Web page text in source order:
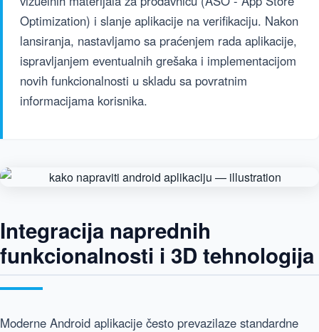
Optimization) i slanje aplikacije na verifikaciju. Nakon
lansiranja, nastavljamo sa praćenjem rada aplikacije,
ispravljanjem eventualnih grešaka i implementacijom
novih funkcionalnosti u skladu sa povratnim
informacijama korisnika.
Integracija naprednih
funkcionalnosti i 3D tehnologija
Moderne Android aplikacije često prevazilaze standardne